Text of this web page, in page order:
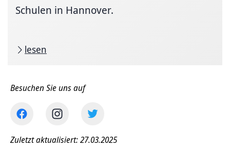
Schulen in Hannover.
lesen
Besuchen Sie uns auf
Zuletzt aktualisiert: 27.03.2025